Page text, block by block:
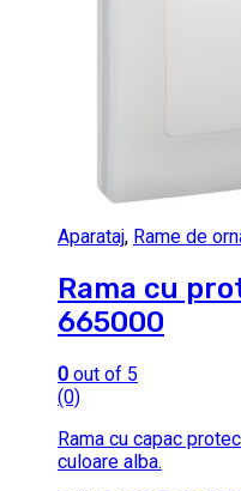
Aparataj, Rame de
Rama cu
665000
0 out of 5
(0)
Rama cu capac
culoare alba.